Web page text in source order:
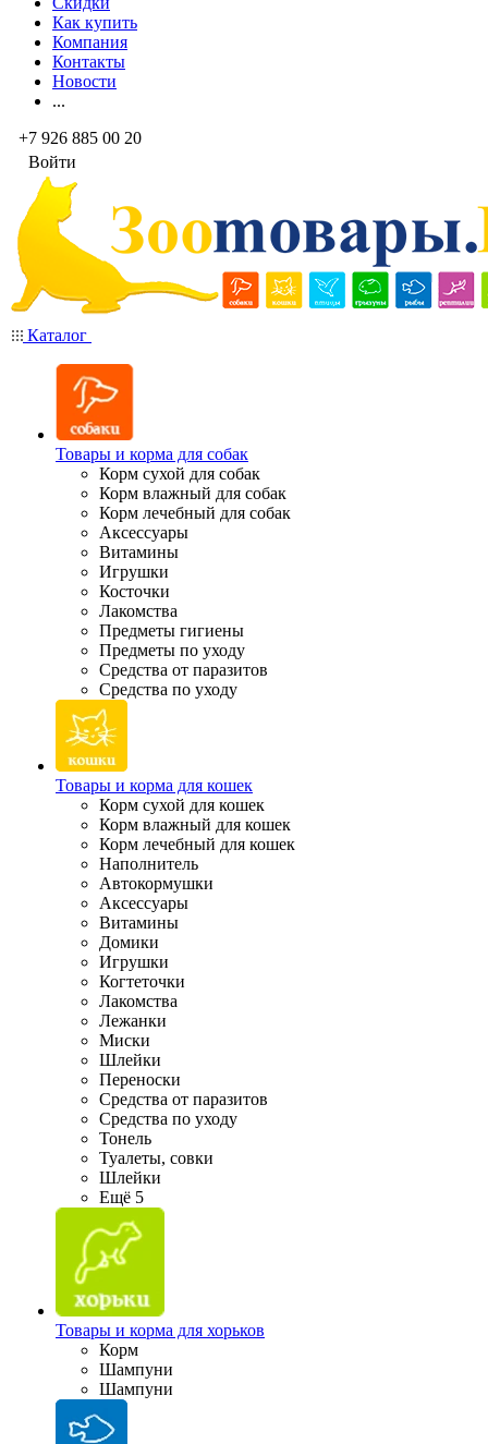
Как купить
Компания
Контакты
Новости
...
+7 926 885 00 20
Войти
Каталог
Товары и корма для собак
Корм сухой для собак
Корм влажный для собак
Корм лечебный для собак
Аксессуары
Витамины
Игрушки
Косточки
Лакомства
Предметы гигиены
Предметы по уходу
Средства от паразитов
Средства по уходу
Товары и корма для кошек
Корм сухой для кошек
Корм влажный для кошек
Корм лечебный для кошек
Наполнитель
Автокормушки
Аксессуары
Витамины
Домики
Игрушки
Когтеточки
Лакомства
Лежанки
Миски
Шлейки
Переноски
Средства от паразитов
Средства по уходу
Тонель
Туалеты, совки
Шлейки
Ещё 5
Товары и корма для хорьков
Корм
Шампуни
Шампуни